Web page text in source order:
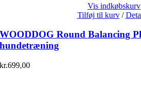
Vis indkøbskurv
Tilføj til kurv /
WOODDOG Round Balancing
hundetræning
kr.699,00